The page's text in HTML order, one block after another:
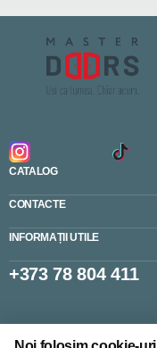
CATALOG
CONTACTE
INFORMAȚII UTILE
+373 78 804 411
Setări cookie-uri